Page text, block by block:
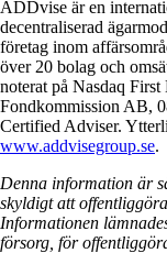
ADDvise är en
decentraliserad
företag inom
över 20 bolag och
noterat på Nasdaq
Fondkommission AB,
Certified Adviser.
www.addvisegroup.se.
Denna information är
skyldigt att
Informationen
försorg, för